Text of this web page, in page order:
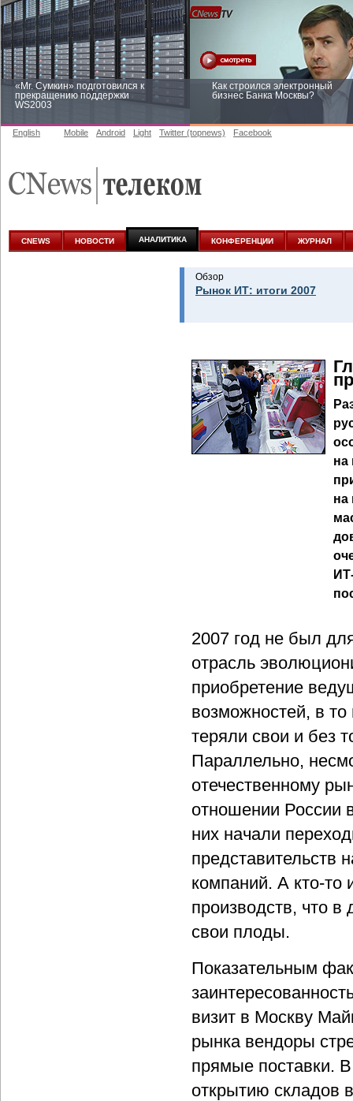
«Mr. Сумкин» подготовился к
прекращению поддержки
WS2003
Как строился электронный
бизнес Банка Москвы?
аналитике
English Mobile Android Light Twitter (topnews) Facebook
CNEWS НОВОСТИ АНАЛИТИКА КОНФЕРЕНЦИИ ЖУРНАЛ
Обзор
Рынок ИТ: итоги 2007
на
на
2007 год не был
отрасль
приобретение
возможностей, в
теряли свои и без
Параллельно,
отечественному
отношении России
них начали
представительств
компаний. А кто-то
производств, что в
свои плоды.
Показательным
визит в Москву
рынка вендоры
прямые поставки.
открытию складов